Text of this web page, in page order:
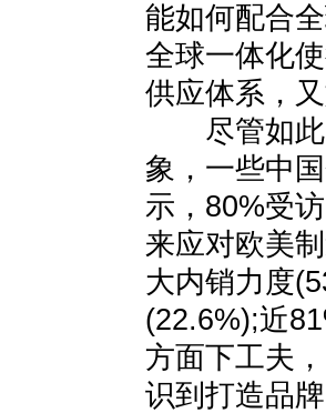
能如何配合
全球一体化
供应体系，
尽管如此
象，一些中
示，80%受
来应对欧美
大内销力度
(22.6%);近
方面下工夫
识到打造品